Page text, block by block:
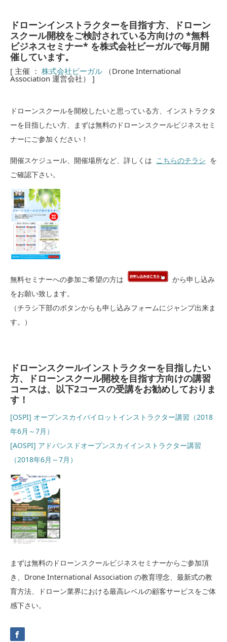
ドローンインストラクターを目指す方、ドローン
スクール開校をご検討されている方向けの *無料
ビジネスセミナー* を株式会社ビーガルで毎月開
催しています。
[ 主催 ： 株式会社ビーガル （Drone International
Association 運営会社） ]
ドローンスクールを開校したいと思っている方、インストラクタ
ーを目指したい方、まずは無料のドローンスクールビジネスセミ
ナーにご参加ください！
開催スケジュール、開催場所など、詳しくは こちらのチラシ を
ご確認下さい。
無料セミナーへの参加ご希望の方は
から申し込み
をお願い致します。
（チラシ下部のボタンからも申し込みフォームにジャンプ出来ま
す。）
ドローンスクールインストラクターを目指したい
方、ドローンスクール開校を目指す方向けの講習
コースは、以下2コースの受講をお勧めしておりま
す！
[OSPI] オープンスカイパイロットインストラクター講習（2018
年6月～7月）
[AOSPI] アドバンスドオープンスカイインストラクター講習
（2018年6月～7月）
まずは無料のドローンスクールビジネスセミナーからご参加頂
き、Drone International Association の教育理念、最新式の教
育方法、ドローン業界における最高レベルの顧客サービスをご体
感下さい。